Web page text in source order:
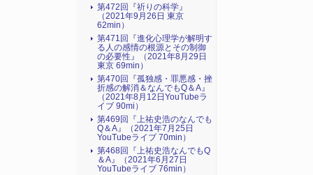
第472回『祈りの科学』
（2021年9月26日 東京
62min）
第471回『進化心理学が解明す
る人の感情の根源とその制御
の必要性』（2021年8月29日
東京 69min）
第470回『孤独感・罪悪感・挫
折感の解消＆なんでもQ＆A』
（2021年8月12日YouTubeラ
イブ 90mi）
第469回『上祐史浩のなんでも
Q＆A』（2021年7月25日
YouTubeライブ 70min）
第468回『上祐史浩なんでもQ
＆A』（2021年6月27日
YouTubeライブ 76min）